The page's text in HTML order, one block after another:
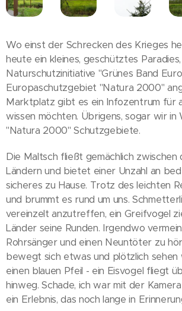
Wo einst der Schrecken des Krieges
heute ein kleines, geschütztes
Naturschutzinitiative "Grünes Band
Europaschutzgebiet "Natura 2000"
Marktplatz gibt es ein Infozentrum für
wissen möchten. Übrigens, sogar wir in
"Natura 2000" Schutzgebiete.
Die Maltsch fließt gemächlich zwischen
Ländern und bietet einer Unzahl an
sicheres zu Hause. Trotz des leichten
und brummt es rund um uns.
vereinzelt anzutreffen, ein Greifvogel
Länder seine Runden. Irgendwo
Rohrsänger und einen Neuntöter zu
bewegt sich etwas und plötzlich sehen
einen blauen Pfeil - ein Eisvogel fliegt
hinweg. Schade, ich war mit der
ein Erlebnis, das noch lange in